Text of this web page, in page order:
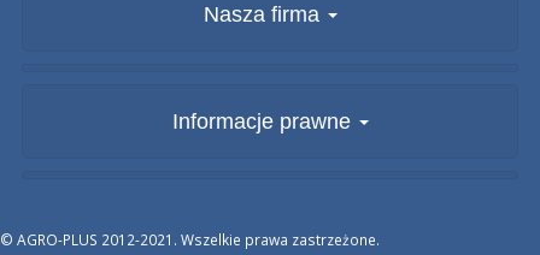
Nasza firma
Informacje prawne
© AGRO-PLUS 2012-2021. Wszelkie prawa zastrzeżone.